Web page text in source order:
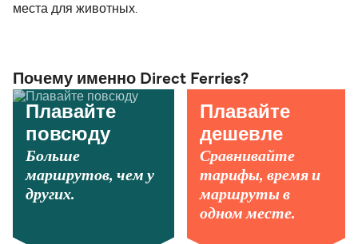
места для животных.
Почему именно Direct Ferries?
Плавайте
повсюду
Больше
маршрутов, чем у
других.
Плавайте
дешевле
Сравнивайте
тарифы, время и
маршруты в
одном месте.